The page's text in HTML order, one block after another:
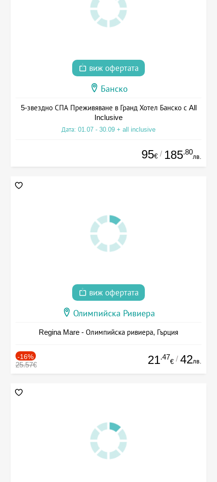
виж офертата
Банско
5-звездно СПА Преживяване в Гранд Хотел Банско с All
Inclusive
Дата: 01.07 - 30.09 + all inclusive
95€ / 185.80
лв.
виж офертата
Олимпийска Ривиера
Regina Mare - Олимпийска ривиера, Гърция
-16%
25.57€ 21.47
€ / 42лв.